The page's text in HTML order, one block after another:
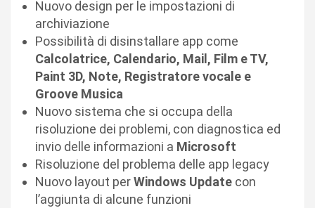
Nuovo design per le impostazioni di
archiviazione
Possibilità di disinstallare app come
Calcolatrice, Calendario, Mail, Film e TV,
Paint 3D, Note, Registratore vocale e
Groove Musica
Nuovo sistema che si occupa della
risoluzione dei problemi, con diagnostica ed
invio delle informazioni a Microsoft
Risoluzione del problema delle app legacy
Nuovo layout perWindows Update con
l’aggiunta di alcune funzioni